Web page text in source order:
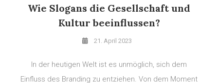
Wie Slogans die Gesellschaft und
Kultur beeinflussen?
21. April 2023
In der heutigen Welt ist es unmöglich, sich dem
Einfluss des Branding zu entziehen. Von dem Moment